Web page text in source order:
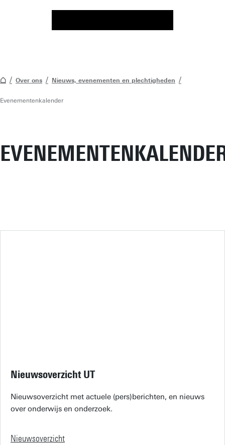
Over ons Nieuws, evenementen en plechtigheden
Evenementenkalender
Nieuwsoverzicht UT
Nieuwsoverzicht met actuele (pers)berichten, en nieuws
over onderwijs en onderzoek.
Nieuwsoverzicht